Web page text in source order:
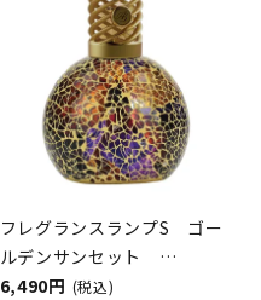
フレグランスランプS ゴー
ルデンサンセット
ASHLEIGH&BURWOOD（ア
6,490円 (税込)